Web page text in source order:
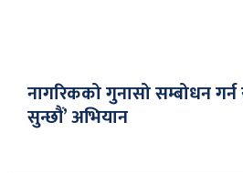
नागरिकको गुनासो सम्बोधन गर्न
सुन्छौं’ अभियान